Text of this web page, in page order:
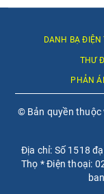
DANH BẠ ĐIỆN
THƯ
PHẢN
© Bản quyền thuộc
Địa chỉ: Số 1518
Thọ * Điện thoại: